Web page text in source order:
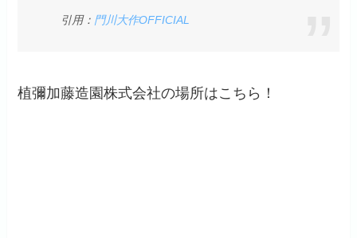
引用： 門川大作OFFICIAL
植彌加藤造園株式会社の場所はこちら！